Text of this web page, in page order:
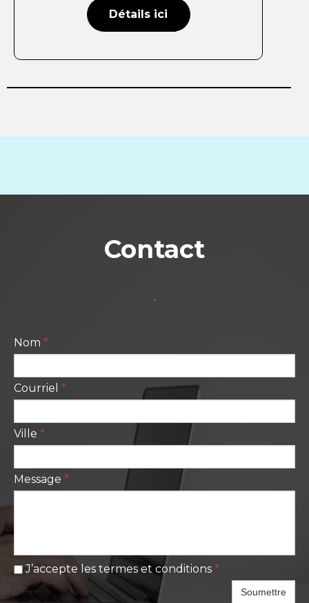
Détails ici
Contact
.
Nom *
Courriel *
Ville *
Message *
J’accepte les termes et conditions *
Soumettre